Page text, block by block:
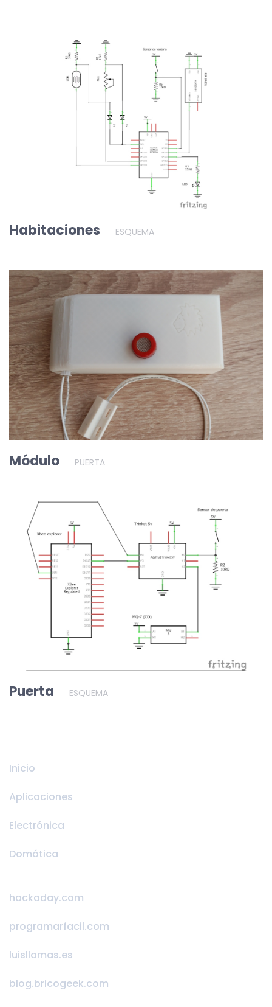
Habitaciones ESQUEMA
Módulo PUERTA
Puerta ESQUEMA
Inicio
Aplicaciones
Electrónica
Domótica
hackaday.com
programarfacil.com
luisllamas.es
blog.bricogeek.com